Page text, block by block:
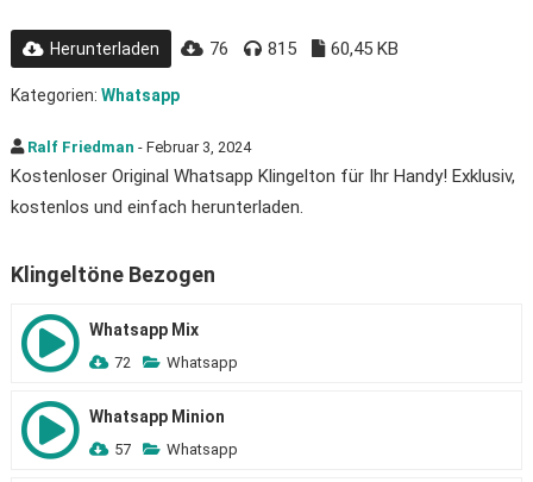
Herunterladen 76 815 60,45 KB
Kategorien: Whatsapp
Ralf Friedman - Februar 3, 2024
Kostenloser Original Whatsapp Klingelton für Ihr Handy! Exklusiv,
kostenlos und einfach herunterladen.
Klingeltöne Bezogen
Whatsapp Mix
72 Whatsapp
Whatsapp Minion
57 Whatsapp